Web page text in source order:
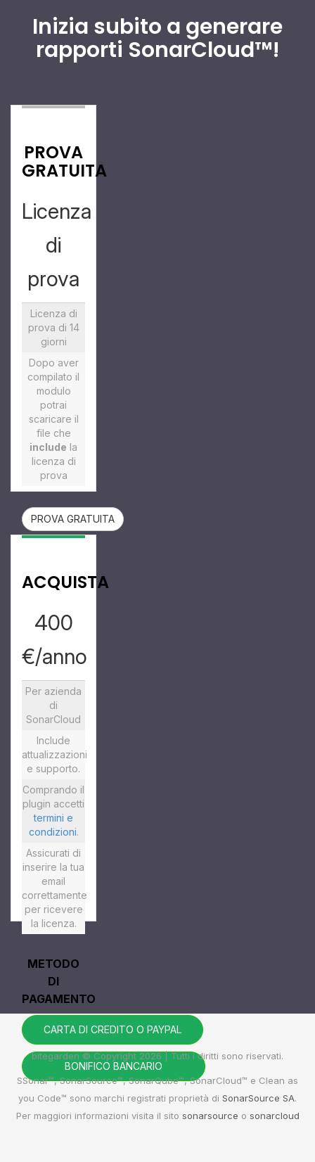
Inizia subito a generare
rapporti SonarCloud™!
PROVA
GRATUITA
Licenza
di
prova
Licenza di
prova di 14
giorni
Dopo aver
compilato il
modulo
potrai
scaricare il
file che
include la
licenza di
prova
PROVA GRATUITA
ACQUISTA
400
€/anno
Per azienda
di
SonarCloud
Include
attualizzazioni
e supporto.
Comprando il
plugin accetti
termini e
condizioni.
Assicurati di
inserire la tua
email
correttamente
per ricevere
la licenza.
METODO
DI
PAGAMENTO
CARTA DI CREDITO O PAYPAL
BONIFICO BANCARIO
bitegarden © Copyright 2026 | Tutti i diritti sono riservati.
SSonar™, SonarSource™, SonarQube™, SonarCloud™ e Clean as
you Code™ sono marchi registrati proprietà di SonarSource SA.
Per maggiori informazioni visita il sito sonarsource o sonarcloud